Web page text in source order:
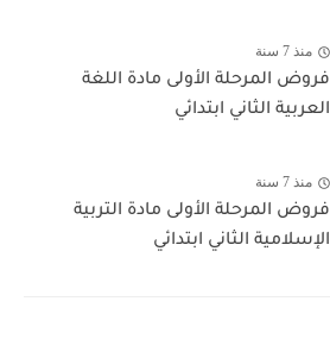
منذ 7 سنة
فروض المرحلة الأولى مادة اللغة
العربية الثاني ابتدائي
منذ 7 سنة
فروض المرحلة الأولى مادة التربية
الإسلامية الثاني ابتدائي